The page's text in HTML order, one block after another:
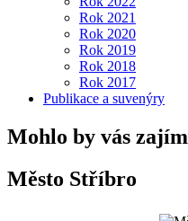
Rok 2021
Rok 2020
Rok 2019
Rok 2018
Rok 2017
Publikace a suvenýry
Mohlo by vás
Město Stříbro